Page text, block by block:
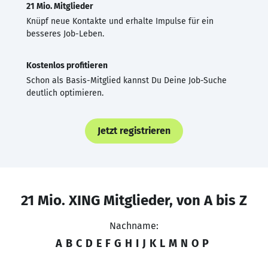
21 Mio. Mitglieder
Knüpf neue Kontakte und erhalte Impulse für ein
besseres Job-Leben.
Kostenlos profitieren
Schon als Basis-Mitglied kannst Du Deine Job-Suche
deutlich optimieren.
Jetzt registrieren
21 Mio. XING Mitglieder, von A bis Z
Nachname:
A B C D E F G H I J K L M N O P